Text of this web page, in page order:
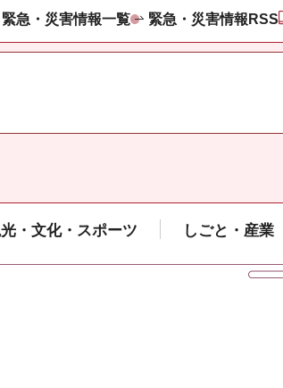
緊急・災害情報一覧 緊急・災害情報RSS
・文化・スポーツ しごと・産業